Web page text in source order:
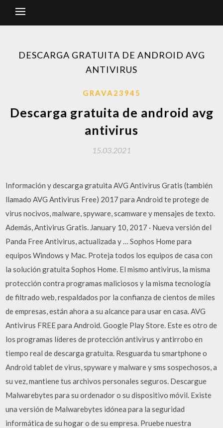
DESCARGA GRATUITA DE ANDROID AVG
ANTIVIRUS
GRAVA23945
Descarga gratuita de android avg
antivirus
15.03.2021
Información y descarga gratuita AVG Antivirus Gratis (también
llamado AVG Antivirus Free) 2017 para Android te protege de
virus nocivos, malware, spyware, scamware y mensajes de texto.
Además, Antivirus Gratis. January 10, 2017 · Nueva versión del
Panda Free Antivirus, actualizada y … Sophos Home para
equipos Windows y Mac. Proteja todos los equipos de casa con
la solución gratuita Sophos Home. El mismo antivirus, la misma
protección contra programas maliciosos y la misma tecnología
de filtrado web, respaldados por la confianza de cientos de miles
de empresas, están ahora a su alcance para usar en casa. AVG
Antivirus FREE para Android. Google Play Store. Este es otro de
los programas líderes de protección antivirus y antirrobo en
tiempo real de descarga gratuita. Resguarda tu smartphone o
Android tablet de virus, spyware y malware y sms sospechosos, a
su vez, mantiene tus archivos personales seguros. Descargue
Malwarebytes para su ordenador o su dispositivo móvil. Existe
una versión de Malwarebytes idónea para la seguridad
informática de su hogar o de su empresa. Pruebe nuestra